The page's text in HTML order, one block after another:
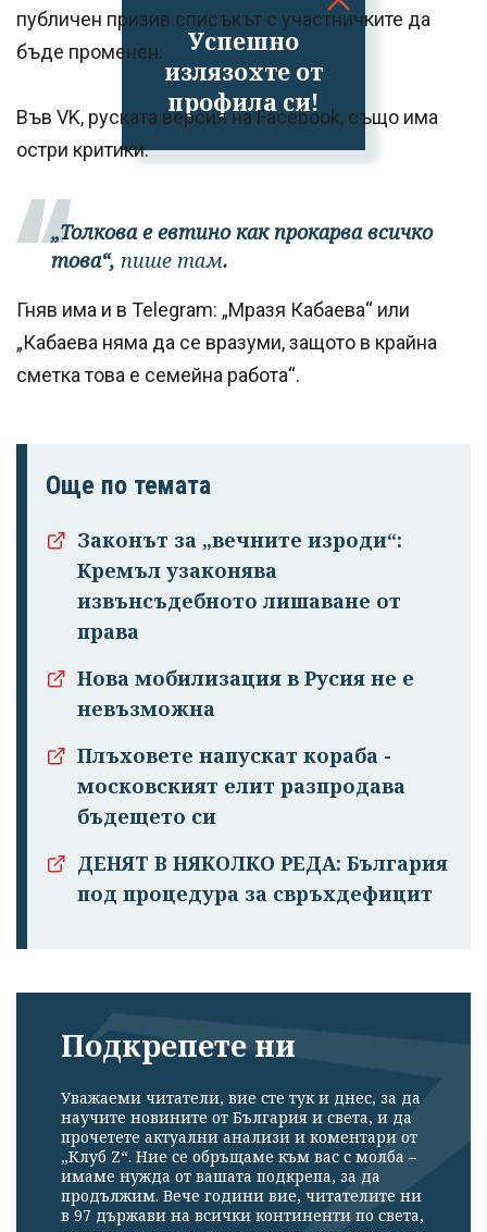
Успешно
излязохте от
профила си!
публичен призив списъкът с участничките да
бъде променен.
Във VK, руската версия на Facebook, също има
остри критики.
„Толкова е евтино как прокарва всичко
това“, пише там.
Гняв има и в Telegram: „Мразя Кабаева“ или
„Кабаева няма да се вразуми, защото в крайна
сметка това е семейна работа“.
Още по темата
Законът за „вечните изроди“:
Кремъл узаконява
извънсъдебното лишаване от
права
Нова мобилизация в Русия не е
невъзможна
Плъховете напускат кораба -
московският елит разпродава
бъдещето си
ДЕНЯТ В НЯКОЛКО РЕДА: България
под процедура за свръхдефицит
Подкрепете ни
Уважаеми читатели, вие сте тук и днес, за да
научите новините от България и света, и да
прочетете актуални анализи и коментари от
„Клуб Z“. Ние се обръщаме към вас с молба –
имаме нужда от вашата подкрепа, за да
продължим. Вече години вие, читателите ни
в 97 държави на всички континенти по света,